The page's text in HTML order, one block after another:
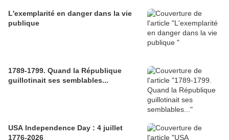
L'exemplarité en danger dans la vie
publique
1789-1799. Quand la République
guillotinait ses semblables...
USA Independence Day : 4 juillet
1776-2026